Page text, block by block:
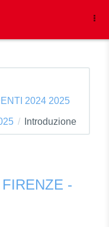
2024 2025
Introduzione
-